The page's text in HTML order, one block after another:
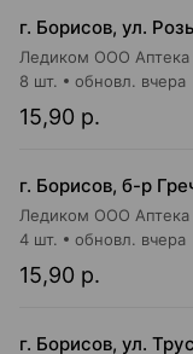
г. Борисов, ул.
Ледиком ООО
15,90 р.
8 шт. обновл. вчера
г. Борисов, б-р
Ледиком ООО
15,90 р.
4 шт. обновл. вчера
г. Борисов, ул.